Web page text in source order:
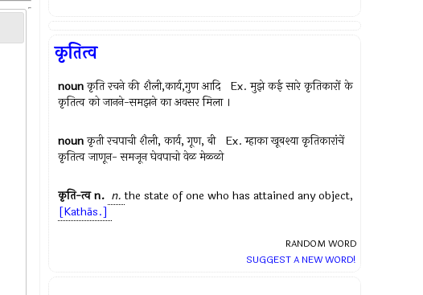
कृतित्व
nounकृति रचने की शैली,कार्य,गुण आदि Ex.मुझे कई सारे कृतिकारों के
कृतित्व को जानने-समझने का अवसर मिला ।
nounकृती रचपाची शैली, कार्य, गूण, बी Ex.म्हाका खूबश्या कृतिकारांचें
कृतित्व जाणून- समजून घेवपाचो वेळ मेळ्ळो
कृति-त्वn. n. the state of one who has attained any object,
[Kathās.]
RANDOM WORD
SUGGEST A NEW WORD!